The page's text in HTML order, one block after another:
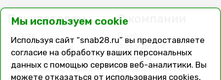
Покупателям
Каталог
Вопросы и ответы
Заказ, оплата, доставка
Подарочные сертификаты
О компании
О нас
Фотогалерея
Вакансии
Договор публичной
оферты
Мы используем cookie
Используя сайт “snab28.ru” вы предоставляете
согласие на обработку ваших персональных
данных с помощью сервисов веб-аналитики. Вы
можете отказаться от использования cookies,